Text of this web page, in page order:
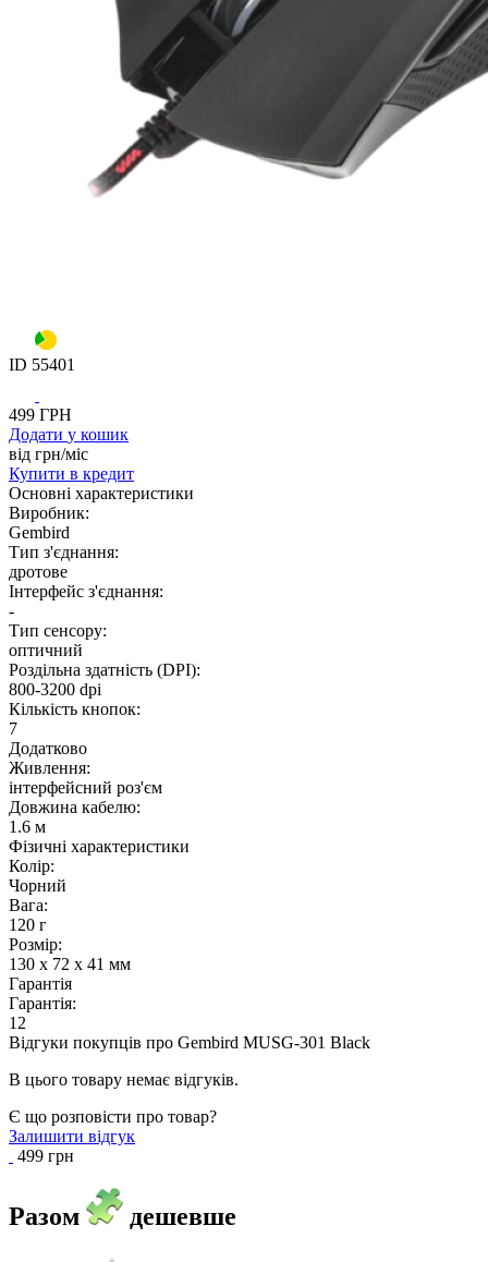
ID 55401
499 ГРН
Додати у кошик
від грн/мiс
Купити в кредит
Основнi характеристики
Виробник:
Gembird
Тип з'єднання:
дротове
Інтерфейс з'єднання:
-
Тип сенсору:
оптичний
Роздільна здатність (DPI):
800-3200 dpi
Кількість кнопок:
7
Додатково
Живлення:
інтерфейсний роз'єм
Довжина кабелю:
1.6 м
Фізичні характеристики
Колір:
Чорний
Вага:
120 г
Розмір:
130 x 72 x 41 мм
Гарантія
Гарантія:
12
Відгуки покупців про Gembird MUSG-301 Black
В цього товару немає відгуків.
Є що розповісти про товар?
Залишити відгук
499 грн
Разом дешевше